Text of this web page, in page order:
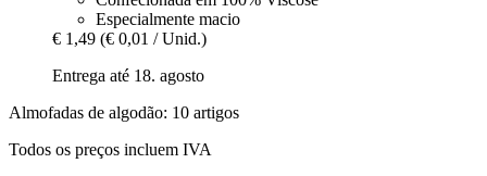
Especialmente macio
€ 1,49 (€ 0,01 / Unid.)
Entrega até 18. agosto
Almofadas de algodão: 10 artigos
Todos os preços incluem IVA